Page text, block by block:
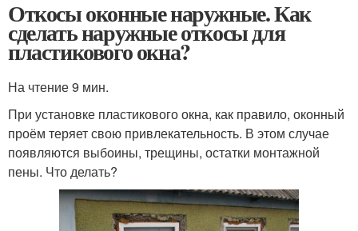
Откосы оконные наружные. Как
сделать наружные откосы для
пластикового окна?
На чтение 9 мин.
При установке пластикового окна, как правило, оконный
проём теряет свою привлекательность. В этом случае
появляются выбоины, трещины, остатки монтажной
пены. Что делать?